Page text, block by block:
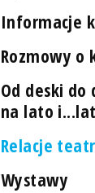
Informacje
Rozmowy o
Od deski do
na lato
Relacje
Wystawy